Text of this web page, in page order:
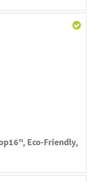
Eco-Friendly,